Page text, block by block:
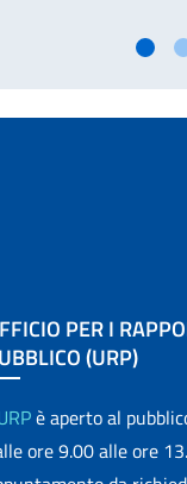
PER I
(URP)
è aperto al
ore 9.00 alle ore